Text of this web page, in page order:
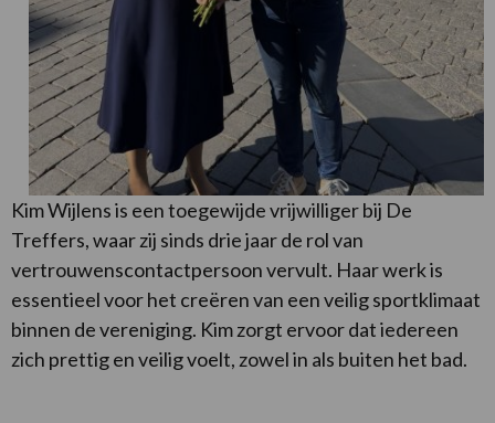
Kim Wijlens is een toegewijde vrijwilliger bij De
Treffers, waar zij sinds drie jaar de rol van
vertrouwenscontactpersoon vervult. Haar werk is
essentieel voor het creëren van een veilig sportklimaat
binnen de vereniging. Kim zorgt ervoor dat iedereen
zich prettig en veilig voelt, zowel in als buiten het bad.